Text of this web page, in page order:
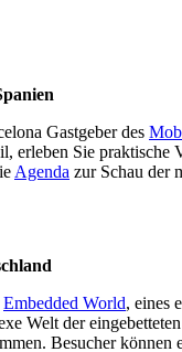
Gastgeber des
erleben Sie
Agenda zur Schau der
Embedded World, eines
Welt der
Besucher